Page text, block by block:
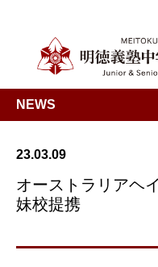
NEWS
23.03.09
オーストラリアヘ
妹校提携